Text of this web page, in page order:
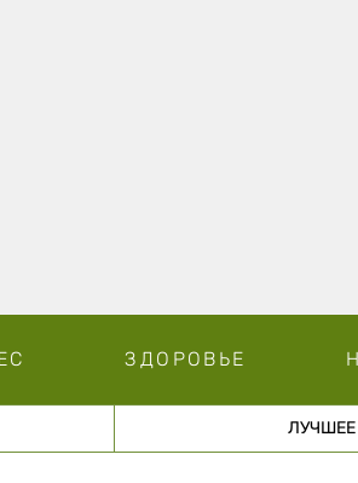
ЗДОРОВЬЕ